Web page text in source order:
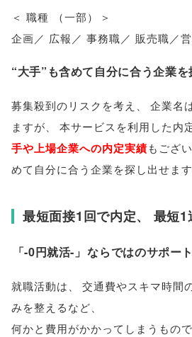
＜ 職種 （一部）
＞
企画／ 広報／ 事務職／ 販売職
“大手”も含めて自分に合う企業を
募集殺到のリスクを考え 、
企業名
ますが、 本サービスを利用した内
手や上場企業への内定実績もござ
めて自分に合う企業を探し出せます
最短面接1回で内定、 最短1
「-0円就活- 」 ならではのサポート
就職活動は 交通費やスキマ時間
みを整えるなど
何かと費用がかかってしまうもの